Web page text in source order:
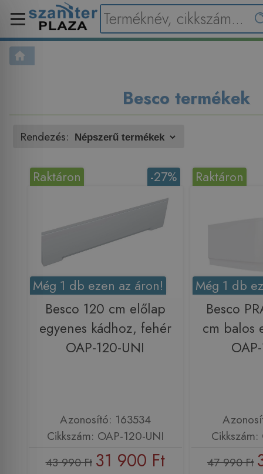
Besco termékek
Rendezés:
-27%
Raktáron
Még 1 db ezen az áron!
Besco 120 cm előlap
egyenes kádhoz, fehér
OAP-120-UNI
Azonosító: 163534
Cikkszám: OAP-120-UNI
43 990 Ft 31 900 Ft
Raktáron
Még 1 db
Besco
cm balos
47 990 Ft